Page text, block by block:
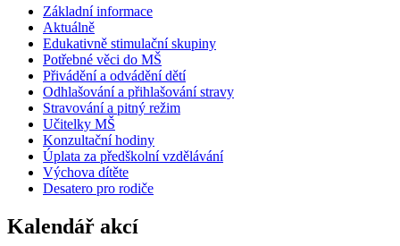
Základní informace
Aktuálně
Edukativně stimulační skupiny
Potřebné věci do MŠ
Přivádění a odvádění dětí
Odhlašování a přihlašování stravy
Stravování a pitný režim
Učitelky MŠ
Konzultační hodiny
Úplata za předškolní vzdělávání
Výchova dítěte
Desatero pro rodiče
Kalendář akcí